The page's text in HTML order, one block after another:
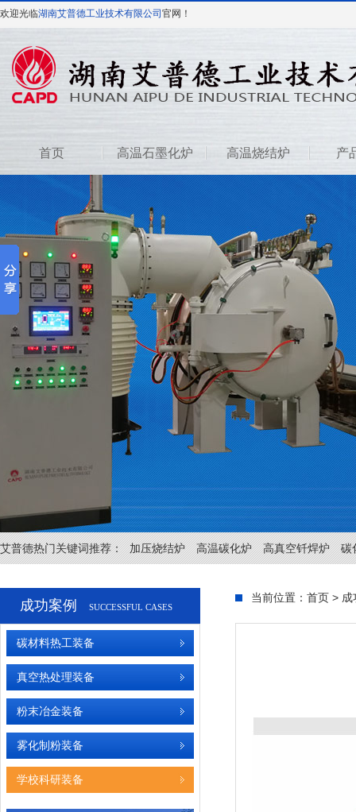
欢迎光临湖南艾普德工业技术有限公司 官网！
首页 高温石墨化炉 高温烧结炉 产
艾普德热门关键词推荐： 加压烧结炉 高温碳化炉 高真空钎焊炉 碳
成功案例 SUCCESSFUL CASES
碳材料热工装备
真空热处理装备
粉末冶金装备
雾化制粉装备
学校科研装备
当前位置： 首页 > 成